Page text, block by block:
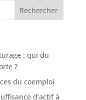
: qui du
?
du coemploi
d’actif à